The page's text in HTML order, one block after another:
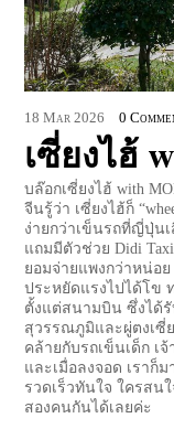
18 Mar 2026 0
เซี่ยงไฮ้
บล๊อกเซี่ยงไฮ้ with
จีนรู้ว่า เซี่ยงไฮ้ก็
ง่ายกว่าเข็นรถที่ญี่ปุ่น
แถมมีตัวช่วย Didi
ยอมจ่ายแพงกว่าหน่อ
ประหยัดแรงไปได้โข
ตั้งแต่สนามบิน ซึ่งได้
สุวรรณภูมิและผู่ตงเซี่
คล้ายกับรถเข็นเด็ก เ
และเมื่อลงจอด เราก็
รวดเร็วทันใจ ใครสน
สองคนกันได้เลยค่ะ